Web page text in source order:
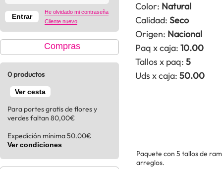
He olvidado mi contraseña
Cliente nuevo
Compras
0 productos
Ver cesta
Para portes gratis de flores y
verdes faltan 80,00€
Expedición mínima 50.00€
Ver condiciones
Color: Natural
Calidad: Seco
Origen: Nacional
Paq x caja: 10.00
Tallos x paq: 5
Uds x caja: 50.00
Paquete con 5 tallos de
arreglos.